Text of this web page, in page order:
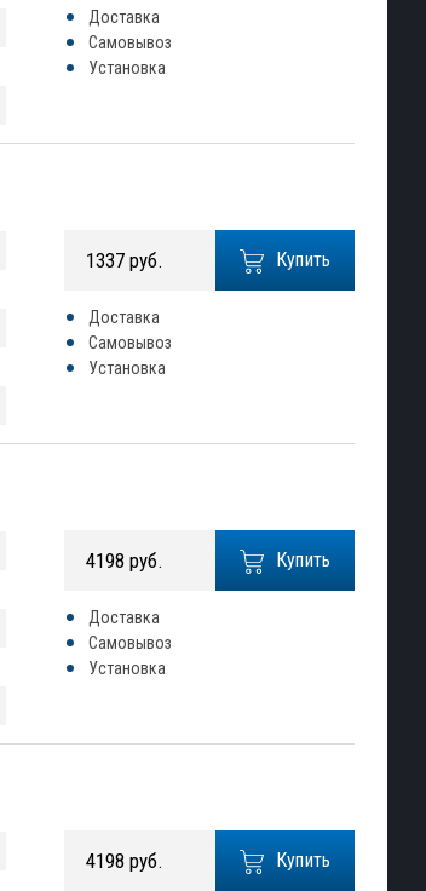
Доставка
Самовывоз
Установка
Купить
1337 руб.
Доставка
Самовывоз
Установка
Купить
4198 руб.
Доставка
Самовывоз
Установка
Купить
4198 руб.